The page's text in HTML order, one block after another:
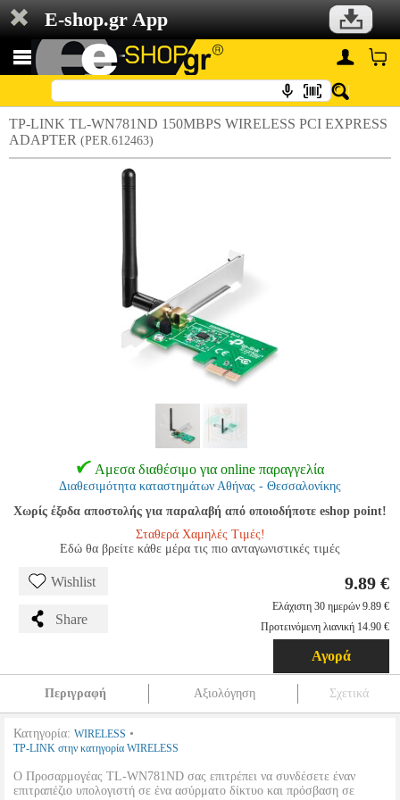
E-shop.gr App
TP-LINK TL-WN781ND 150MBPS WIRELESS PCI EXPRESS
ADAPTER (PER.612463)
Αμεσα διαθέσιμο για online παραγγελία
Διαθεσιμότητα καταστημάτων Αθήνας - Θεσσαλονίκης
Χωρίς έξοδα αποστολής για παραλαβή από οποιοδήποτε eshop point!
Σταθερά Χαμηλές Τιμές!
Εδώ θα βρείτε κάθε μέρα τις πιο ανταγωνιστικές τιμές
Wishlist
Share
9.89 €
Ελάχιστη 30 ημερών 9.89 €
Προτεινόμενη λιανική 14.90 €
Αγορά
Περιγραφή Αξιολόγηση Σχετικά
Κατηγορία: WIRELESS •
TP-LINK στην κατηγορία WIRELESS
Ο Προσαρμογέας TL-WN781ND σας επιτρέπει να συνδέσετε έναν
επιτραπέζιο υπολογιστή σε ένα ασύρματο δίκτυο και πρόσβαση σε